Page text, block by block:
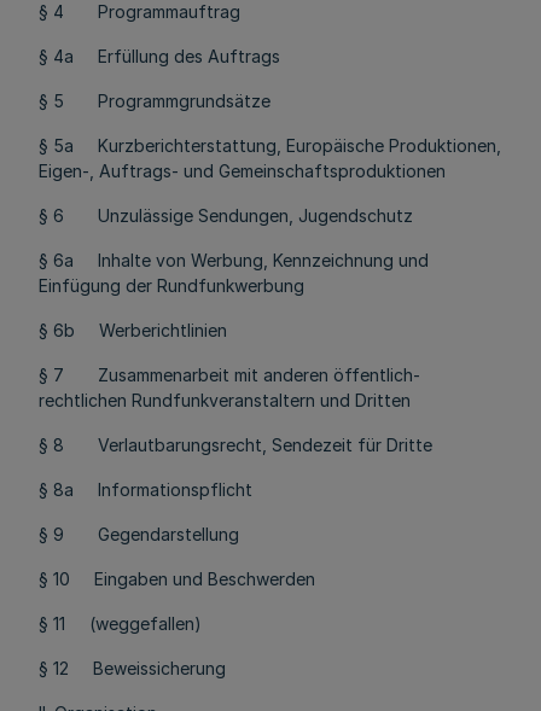
§ 4 Programmauftrag
§ 4a Erfüllung des Auftrags
§ 5 Programmgrundsätze
§ 5a Kurzberichterstattung, Europäische Produktionen,
Eigen-, Auftrags- und Gemeinschaftsproduktionen
§ 6 Unzulässige Sendungen, Jugendschutz
§ 6a Inhalte von Werbung, Kennzeichnung und
Einfügung der Rundfunkwerbung
§ 6b Werberichtlinien
§ 7 Zusammenarbeit mit anderen öffentlich-
rechtlichen Rundfunkveranstaltern und Dritten
§ 8 Verlautbarungsrecht, Sendezeit für Dritte
§ 8a Informationspflicht
§ 9 Gegendarstellung
§ 10 Eingaben und Beschwerden
§ 11 (weggefallen)
§ 12 Beweissicherung